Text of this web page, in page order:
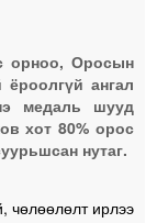
орноо, Оросын
ангал
медаль шууд
хот 80% орос
нутаг.
чөлөөлөлт ирлээ